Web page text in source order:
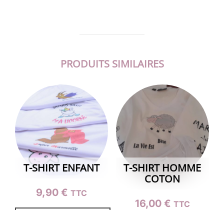
PRODUITS SIMILAIRES
T-SHIRT ENFANT
9,90€ TTC
T-SHIRT HOMME
COTON
16,00 € TTC